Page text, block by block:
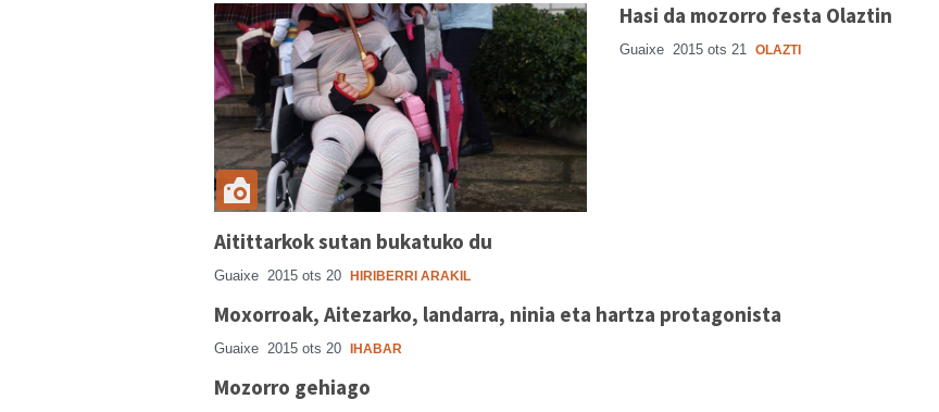
Hasi da mozorro festa Olaztin
Guaixe 2015 ots 21 OLAZTI
Aitittarkok sutan bukatuko du
Guaixe 2015 ots 20 HIRIBERRI ARAKIL
Moxorroak, Aitezarko, landarra, ninia eta hartza protagonista
Guaixe 2015 ots 20 IHABAR
Mozorro gehiago